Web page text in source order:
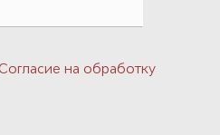
Согласие на обработку